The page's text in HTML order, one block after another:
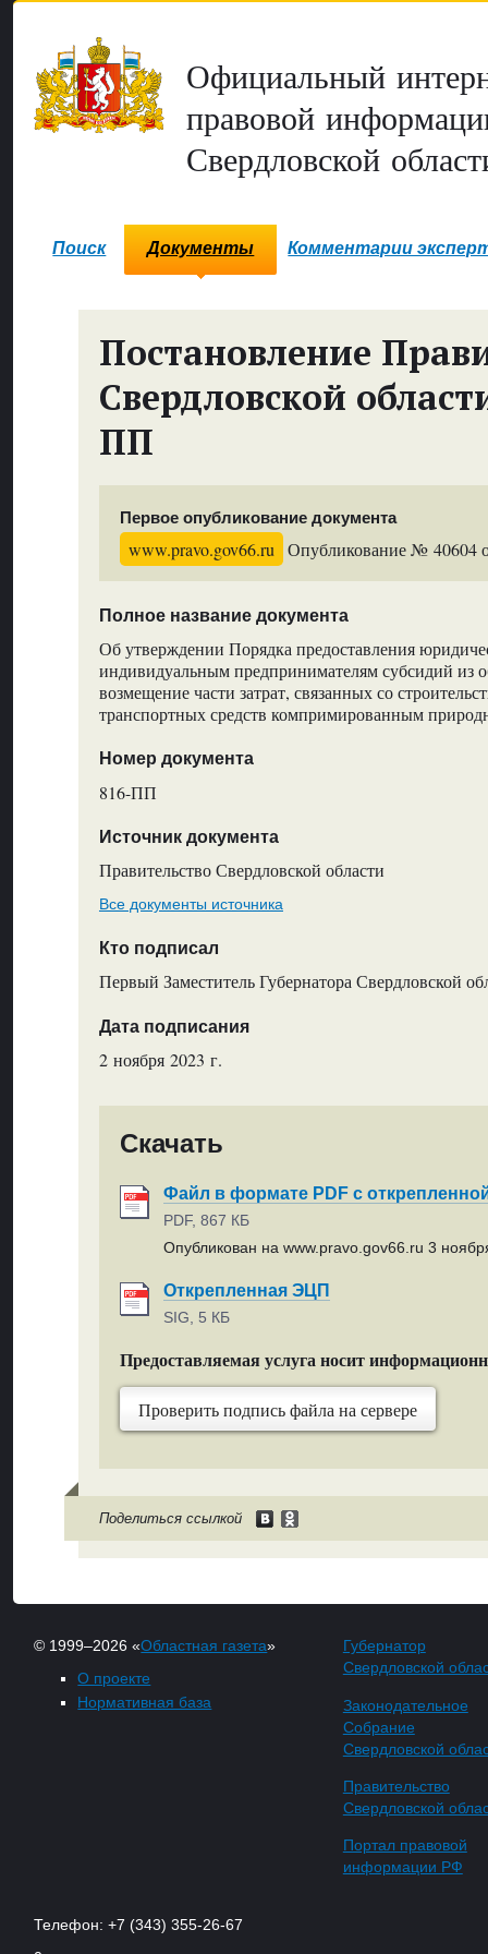
Официальный
правовой
Свердловской
Поиск Документы Комментарии
Постановление
Свердловской
ПП
Первое опубликование документа
www.pravo.gov66.ru Опубликование № 40604
Полное название документа
Об утверждении Порядка предоставления
индивидуальным предпринимателям субсидий из
возмещение части затрат, связанных со
транспортных средств компримированным
Номер документа
816-ПП
Источник документа
Правительство Свердловской области
Все документы источника
Кто подписал
Первый Заместитель Губернатора Свердловской
Дата подписания
2 ноября 2023 г.
Скачать
Файл в формате PDF с
PDF, 867 КБ
Опубликован на www.pravo.gov66.ru 3
Открепленная ЭЦП
SIG, 5 КБ
Предоставляемая услуга носит
Проверить подпись файла на сервере
Поделиться ссылкой
© 1999–2026 «Областная газета»
О проекте
Нормативная база
Губернатор
Свердловской
Законодательное
Собрание
Свердловской
Правительство
Свердловской
Портал правовой
информации РФ
Телефон: +7 (343) 355-26-67